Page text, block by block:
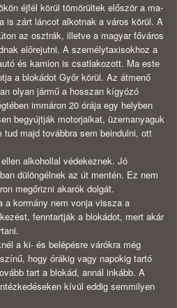
éjfél körül tömörültek először a ma­
is zárt láncot alkotnak a város körül. A
az osztrák, illetve a magyar főváros
előrejutni. A személytaxisokhoz a
és kamion is csatlakozott. Ma este
a blokádot Győr körül. Az átmenő
olyan jármű a hosszan kígyózó
immáron 20 órá­ja egy helyben
begyújtják motorjaikat, üzem­anyaguk
majd továbbra sem beindulni, ott
alkohollal védekeznek. Jó
dülöngélnek az út mentén. Ez nem
megőrizni akarók dolgát.
kormány nem vonja vissza a
fenntartják a blokádot, mert akár
a ki- és belépésre várókra még
hogy órákig vagy napokig tartó
tart a blokád, annál inkább. A
kívül eddig semmilyen